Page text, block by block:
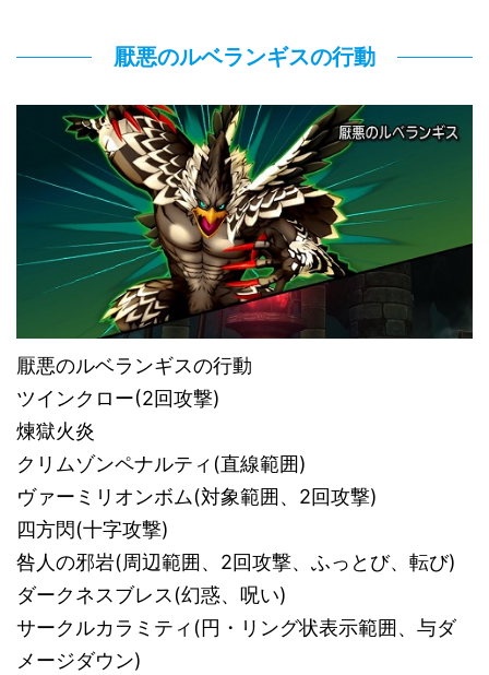
厭悪のルベランギスの行動
厭悪のルベランギスの行動
ツインクロー(2回攻撃)
煉獄火炎
クリムゾンペナルティ(直線範囲)
ヴァーミリオンボム(対象範囲、2回攻撃)
四方閃(十字攻撃)
咎人の邪岩(周辺範囲、2回攻撃、ふっとび、転び)
ダークネスブレス(幻惑、呪い)
サークルカラミティ(円・リング状表示範囲、与ダ
メージダウン)